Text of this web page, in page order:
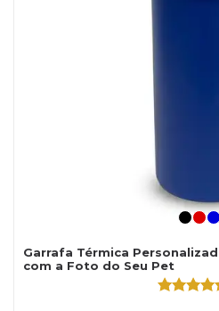
Garrafa Térmica
com a Foto do Seu Pet